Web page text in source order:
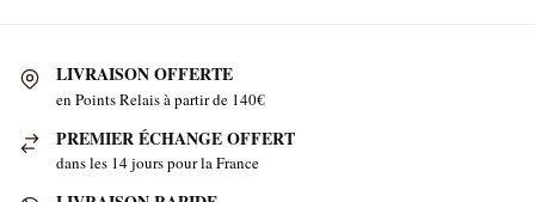
LIVRAISON OFFERTE
en Points Relais à partir de 140€
PREMIER ÉCHANGE OFFERT
dans les 14 jours pour la France